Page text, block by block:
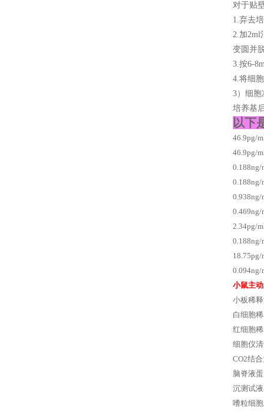
对于贴
1.弃去
2.加2ml
变圆并
3.按6-
4.将细
3）细胞
培养基
以下
46.9pg/
46.9pg/
0.188ng/
0.188ng/
0.938ng/
0.469ng/
2.34pg/
0.188ng/
小鼠主
小板稀
白细胞
红细胞
细胞仪
CO2结
脑脊液
沉测试
嗜粒细